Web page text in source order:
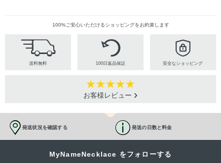
100%ご安心いただけるショッピングをお約束します
送料無料 100日返品保証 安全なショッピング
お客様レビュー
発送状況を確認する 発送の日数と料金
MyNameNecklace をフォローする